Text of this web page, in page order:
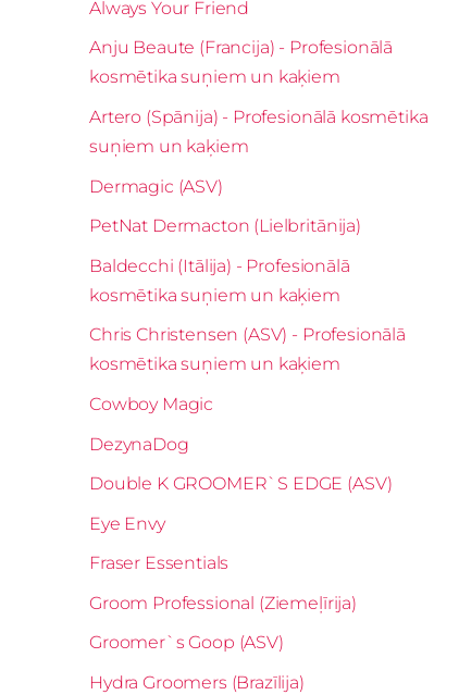
Always Your Friend
Anju Beaute (Francija) - Profesionālā
kosmētika suņiem un kaķiem
Artero (Spānija) - Profesionālā kosmētika
suņiem un kaķiem
Dermagic (ASV)
PetNat Dermacton (Lielbritānija)
Baldecchi (Itālija) - Profesionālā
kosmētika suņiem un kaķiem
Chris Christensen (ASV) - Profesionālā
kosmētika suņiem un kaķiem
Cowboy Magic
DezynaDog
Double K GROOMER`S EDGE (ASV)
Eye Envy
Fraser Essentials
Groom Professional (Ziemeļīrija)
Groomer`s Goop (ASV)
Hydra Groomers (Brazīlija)